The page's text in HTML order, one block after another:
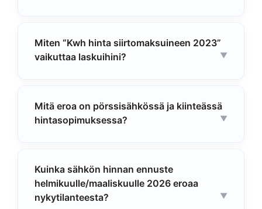
Miten “Kwh hinta siirtomaksuineen 2023”
vaikuttaa laskuihini?
Mitä eroa on pörssisähkössä ja kiinteässä
hintasopimuksessa?
Kuinka sähkön hinnan ennuste
helmikuulle/maaliskuulle 2026 eroaa
nykytilanteesta?